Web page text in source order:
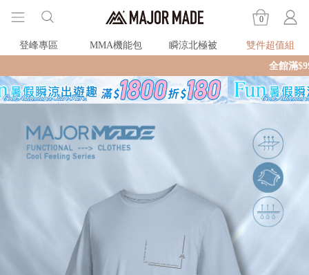
0
登峰專區 MMA機能包 瞬涼北極被
雙件超值組
全館滿$990即享免運🛒現貨商